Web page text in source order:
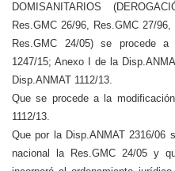
DOMISANITARIOS
Res.GMC 26/96, Res.GMC 27/
Res.GMC 24/05) se procede
1247/15; Anexo I de la
Disp.ANMAT 1112/13.
Que se procede a la
1112/13.
Que por la Disp.ANMAT 2316/06
nacional la Res.GMC 24/05 y